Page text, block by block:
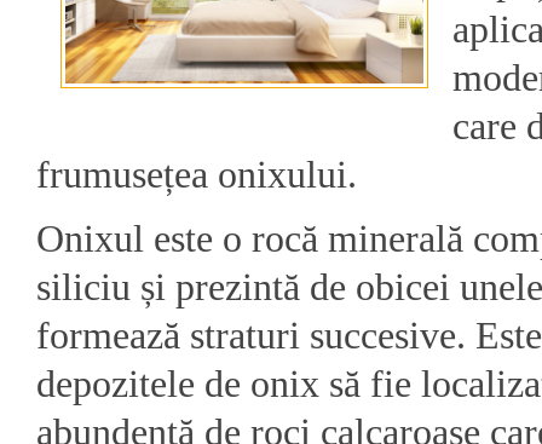
care
frumusețea onixului.
Onixul este o rocă minerală
siliciu și prezintă de obicei
formează straturi succesive.
depozitele de onix să fie
abundență de roci calcaroase